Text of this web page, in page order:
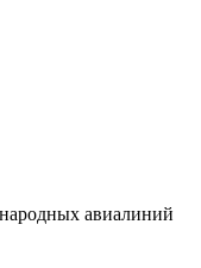
авиалиний